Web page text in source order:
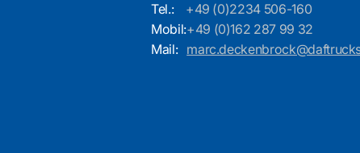
Tel.: +49 (0)2234 506-160
Mobil:+49 (0)162 287 99 32
Mail: